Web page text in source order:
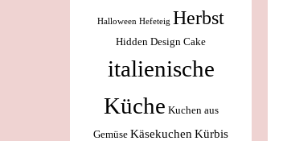
Halloween Hefeteig Herbst
Hidden Design Cake
italienische
Küche Kuchen aus
Gemüse Käsekuchen Kürbis